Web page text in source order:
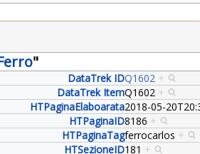
"
DataTrek IDQ1602 +
DataTrek ItemQ1602 +
HTPaginaElaboarata2018-05-
HTPaginaID8186 +
HTPaginaTagferrocarlos +
HTSezioneID181 +